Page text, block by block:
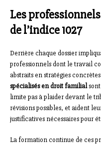
Les
de l’indice 1027
Derrière chaque dossier
professionnels dont le travail
abstraits en stratégies
spécialisés en droit familialsont
limite pas à plaider devant le
révisions possibles, et aident
justificatives nécessaires pour
La formation continue de ces